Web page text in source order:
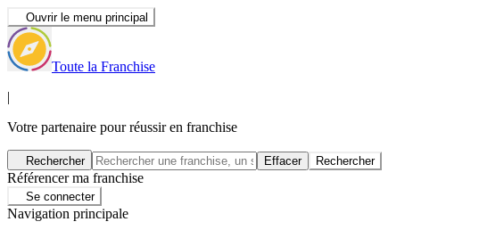
Ouvrir le menu principal
Toute la Franchise
|
Votre partenaire pour réussir en franchise
Rechercher Effacer Rechercher
Référencer ma franchise
Se connecter
Navigation principale